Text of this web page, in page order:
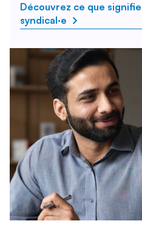
Découvrez ce que
syndical·e